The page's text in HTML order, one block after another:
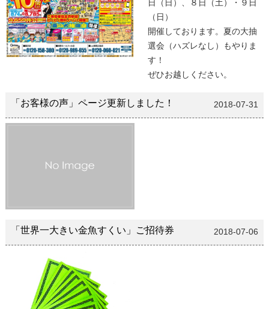
日（日）、８日（土）・９日
（日）
開催しております。夏の大抽
選会（ハズレなし）もやりま
す！
ぜひお越しください。
「お客様の声」ページ更新しました！ 2018-07-31
「世界一大きい金魚すくい」ご招待券 2018-07-06